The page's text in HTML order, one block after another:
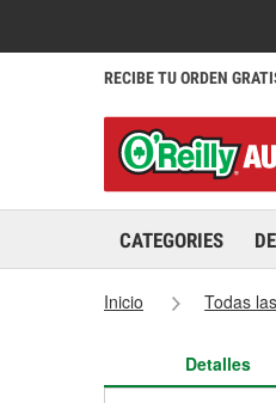
RECIBE TU ORDEN
CATEGORIES
Inicio Todas
Detalles